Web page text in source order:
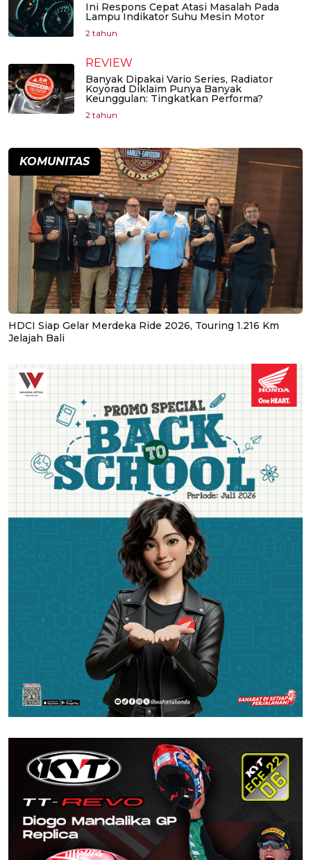
Ini Respons Cepat Atasi Masalah Pada
Lampu Indikator Suhu Mesin Motor
2 tahun
REVIEW
Banyak Dipakai Vario Series, Radiator
Koyorad Diklaim Punya Banyak
Keunggulan: Tingkatkan Performa?
2 tahun
KOMUNITAS
HDCI Siap Gelar Merdeka Ride 2026, Touring 1.216 Km
Jelajah Bali